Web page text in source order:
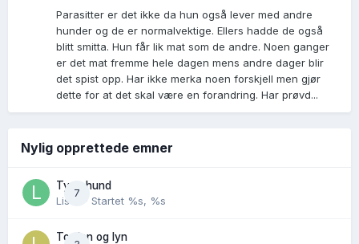
Parasitter er det ikke da hun også lever med andre
hunder og de er normalvektige. Ellers hadde de også
blitt smitta. Hun får lik mat som de andre. Noen ganger
er det mat fremme hele dagen mens andre dager blir
det spist opp. Har ikke merka noen forskjell men gjør
dette for at det skal være en forandring. Har prøvd...
Nylig opprettede emner
7
Tynn hund
Lisen
· Startet %s, %s
Torden og lyn